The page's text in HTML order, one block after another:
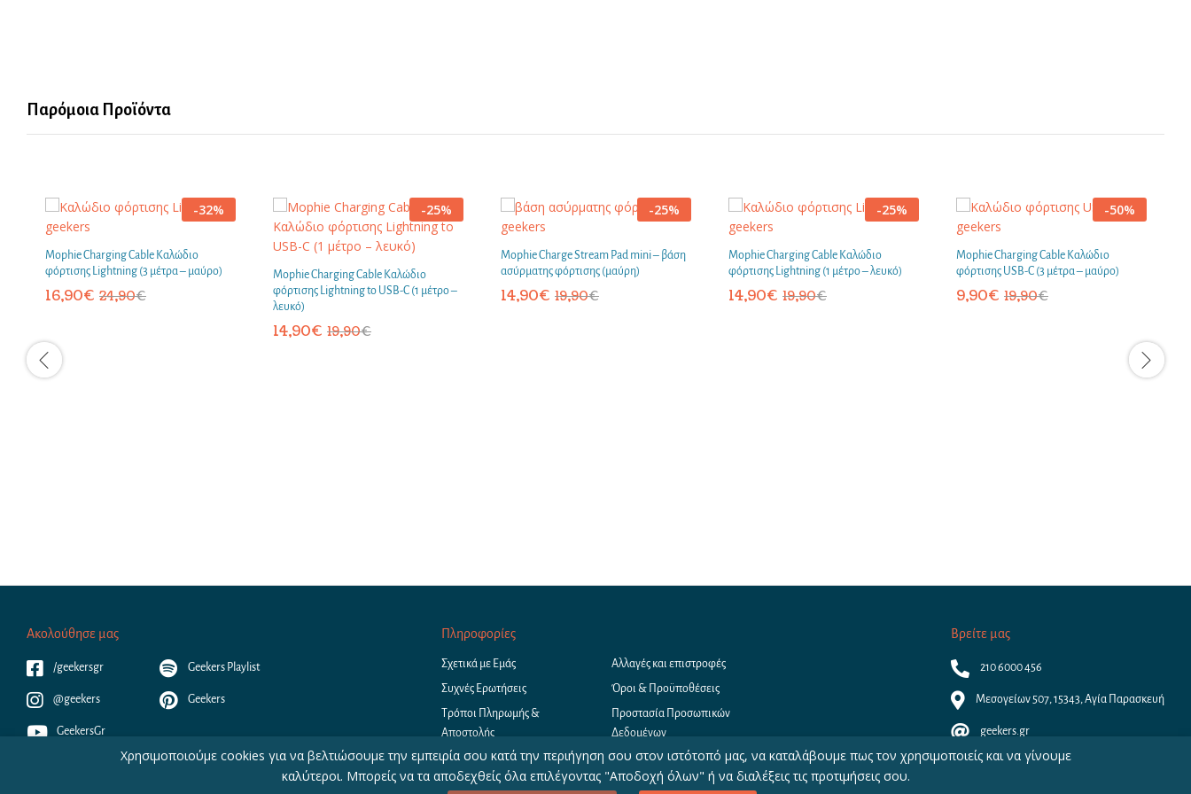
Παρόμοια Προϊόντα
-32%
Mophie Charging Cable Καλώδιο
φόρτισης Lightning (3 μέτρα – μαύρο)
16,90€ 24,90€
-25%
Mophie Charging Cable Καλώδιο
φόρτισης Lightning to USB-C (1 μέτρο –
λευκό)
14,90€ 19,90€
-25%
Mophie Charge Stream Pad mini – βάση
ασύρματης φόρτισης (μαύρη)
14,90€ 19,90€
-25%
Mophie Charging Cable Καλώδιο
φόρτισης Lightning (1 μέτρο – λευκό)
14,90€ 19,90€
-50%
Mophie Charging Cable Καλώδιο
φόρτισης USB-C (3 μέτρα – μαύρο)
9,90€ 19,90€
Ακολούθησε μας
/geekersgr
@geekers
GeekersGr
Geekers Playlist
Geekers
Πληροφορίες
Σχετικά με Εμάς
Συχνές Ερωτήσεις
Τρόποι Πληρωμής &
Αποστολής
Αλλαγές και επιστροφές
Όροι & Προϋποθέσεις
Προστασία Προσωπικών
Δεδομένων
Βρείτε μας
210 6000 456
Μεσογείων 507, 15343, Αγία Παρασκευή
geekers.gr
Χρησιμοποιούμε cookies για να βελτιώσουμε την εμπειρία σου κατά την περιήγηση σου στον ιστότοπό μας, να καταλάβουμε πως τον χρησιμοποιείς και να γίνουμε
καλύτεροι. Μπορείς να τα αποδεχθείς όλα επιλέγοντας "Αποδοχή όλων" ή να διαλέξεις τις προτιμήσεις σου.